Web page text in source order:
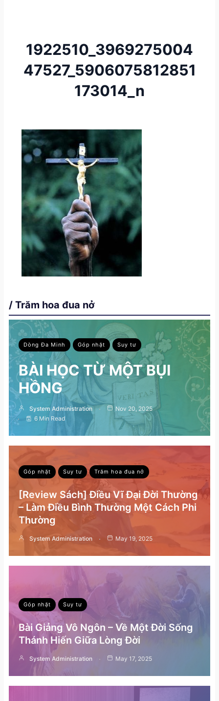
1922510_3969275004
47527_5906075812851
173014_n
/ Trăm hoa đua nở
Dòng Đa Minh Góp nhặt Suy tư
BÀI HỌC TỪ MỘT BỤI
HỒNG
System Administration
Nov 20, 2025
6 Min Read
Góp nhặt Suy tư Trăm hoa đua nở
[Review Sách] Điều Vĩ Đại Đời Thường
– Làm Điều Bình Thường Một Cách Phi
Thường
System Administration May 19, 2025
Góp nhặt Suy tư
Bài Giảng Vô Ngôn – Về Một Đời Sống
Thánh Hiến Giữa Lòng Đời
System Administration May 17, 2025